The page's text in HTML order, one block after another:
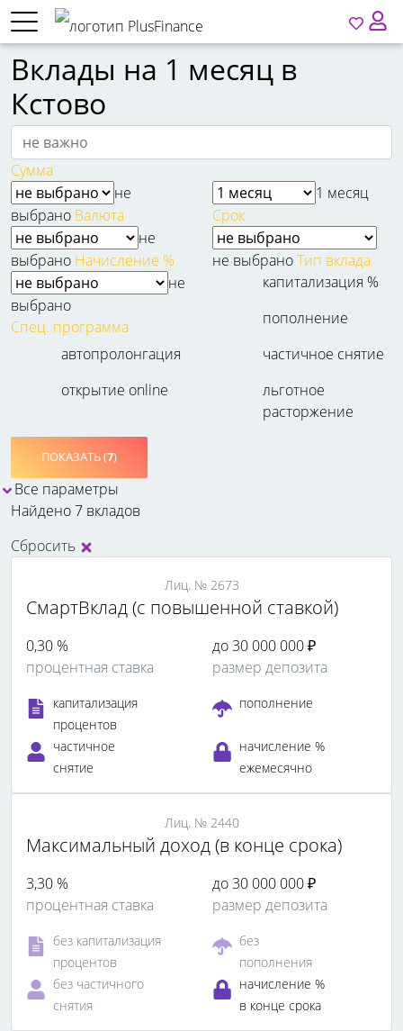
Вклады на 1 месяц в
Кстово
Сумма
не
выбрано Валюта
1 месяц
Срок
не
выбрано Начисление % не выбраноТип вклада
не
выбрано
Спец. программа
капитализация %
пополнение
автопролонгация
открытие online
частичное снятие
льготное
расторжение
ПОКАЗАТЬ (7)
Все параметры
Найдено 7 вкладов
Сбросить
Лиц. № 2673
СмартВклад (с повышенной ставкой)
0,30 %
процентная ставка
до 30 000 000 ₽
размер депозита
капитализация
процентов
пополнение
частичное
снятие
начисление %
ежемесячно
Лиц. № 2440
Максимальный доход (в конце срока)
3,30 %
процентная ставка
до 30 000 000 ₽
размер депозита
без капитализация
процентов
без
пополнения
без частичного
снятия
начисление %
в конце срока